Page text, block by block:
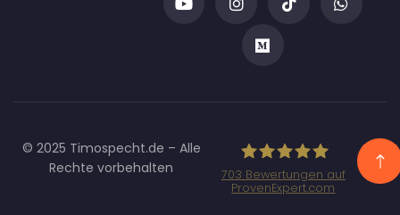
© 2025 Timospecht.de – Alle
Rechte vorbehalten
703 Bewertungen auf
ProvenExpert.com